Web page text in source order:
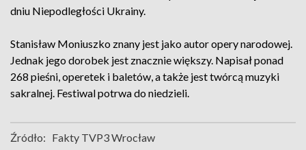
dniu Niepodległości Ukrainy.
Stanisław Moniuszko znany jest jako autor opery narodowej.
Jednak jego dorobek jest znacznie większy. Napisał ponad
268 pieśni, operetek i baletów, a także jest twórcą muzyki
sakralnej. Festiwal potrwa do niedzieli.
Źródło: Fakty TVP3 Wrocław